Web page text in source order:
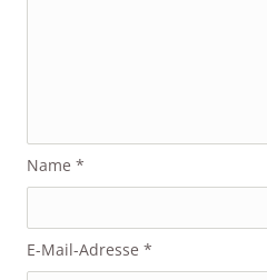
Name*
E-Mail-Adresse*